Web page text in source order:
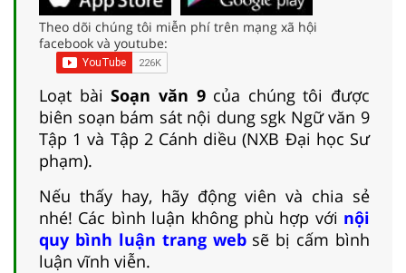
Theo dõi chúng tôi miễn phí trên mạng xã hội
facebook và youtube:
Loạt bàiSoạn văn 9của chúng tôi được
biên soạn bám sát nội dung sgk Ngữ văn 9
Tập 1 và Tập 2 Cánh diều (NXB Đại học Sư
phạm).
Nếu thấy hay, hãy động viên và chia sẻ
nhé! Các bình luận không phù hợp với nội
quy bình luận trang websẽ bị cấm bình
luận vĩnh viễn.